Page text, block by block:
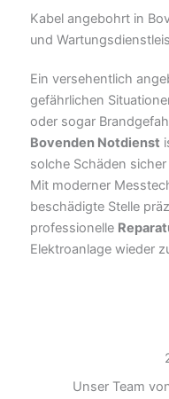
Kabel angebohrt in
und
Ein versehentlich
gefährlichen
oder sogar
Bovenden Notdienst
solche Schäden
Mit moderner
beschädigte Stelle
professionelle
Elektroanlage wieder
Unser Team